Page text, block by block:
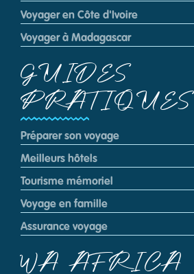
Voyager en Côte d'Ivoire
Voyager à Madagascar
GUIDES
PRATIQUES
Préparer son voyage
Meilleurs hôtels
Tourisme mémoriel
Voyage en famille
Assurance voyage
WA AFRICA